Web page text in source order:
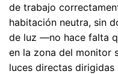
de trabajo
habitación neutra, sin
de luz —no hace falta
en la zona del monitor
luces directas